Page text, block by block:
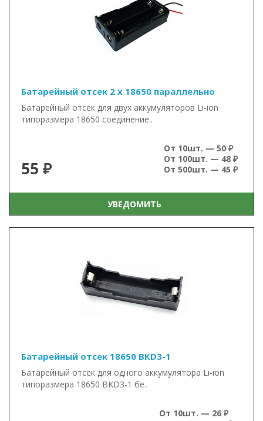
Батарейный отсек 2 x 18650 параллельно
Батарейный отсек для двух аккумуляторов Li-ion
типоразмера 18650 соединение..
55 ₽
От 10шт. — 50 ₽
От 100шт. — 48 ₽
От 500шт. — 45 ₽
УВЕДОМИТЬ
Батарейный отсек 18650 BKD3-1
Батарейный отсек для одного аккумулятора Li-ion
типоразмера 18650 BKD3-1 бе..
От 10шт. — 26 ₽